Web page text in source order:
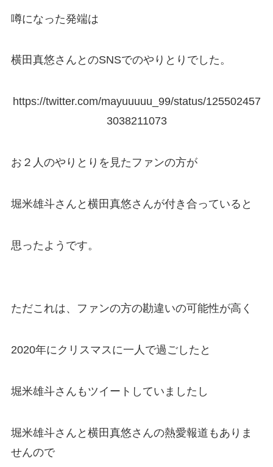
噂になった発端は
横田真悠さんとのSNSでのやりとりでした。
https://twitter.com/mayuuuuu_99/status/125502457
3038211073
お２人のやりとりを見たファンの方が
堀米雄斗さんと横田真悠さんが付き合っていると
思ったようです。
ただこれは、ファンの方の勘違いの可能性が高く
2020年にクリスマスに一人で過ごしたと
堀米雄斗さんもツイートしていましたし
堀米雄斗さんと横田真悠さんの熱愛報道もありま
せんので